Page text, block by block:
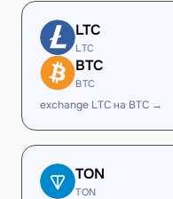
LTC
LTC
BTC
BTC
exchange LTC на BTC →
TON
TON